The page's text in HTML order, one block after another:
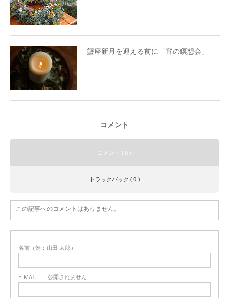
蟹座新月を迎える前に「宵の瞑想会」
コメント
コメント ( 0 )
トラックバック ( 0 )
この記事へのコメントはありません。
名前（例：山田 太郎）
E-MAIL - 公開されません -